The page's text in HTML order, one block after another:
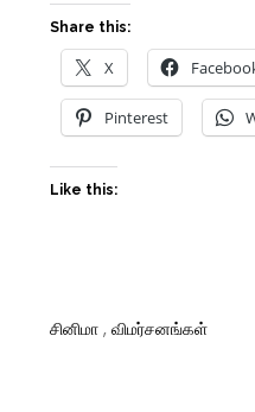
Share this:
X
Pinterest
Like this:
சினிமா ,விமர்சனங்கள்